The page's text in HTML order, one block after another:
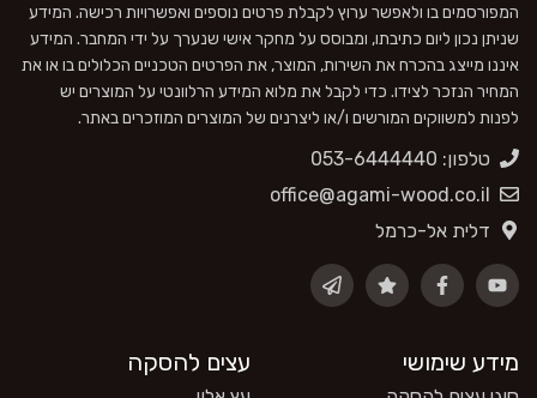
המפורסמים בו ולאפשר ערוץ לקבלת פרטים נוספים ואפשרויות רכישה. המידע
שניתן נכון ליום כתיבתו, ומבוסס על מחקר אישי שנערך על ידי המחבר. המידע
איננו מייצג בהכרח את השירות, המוצר, את הפרטים הטכניים הכלולים בו או את
המחיר הנזכר לצידו. כדי לקבל את מלוא המידע הרלוונטי על המוצרים יש
לפנות למשווקים המורשים ו/או ליצרנים של המוצרים המוזכרים באתר.
טלפון: 053-6444440
office@agami-wood.co.il
דלית אל-כרמל
מידע שימושי עצים להסקה